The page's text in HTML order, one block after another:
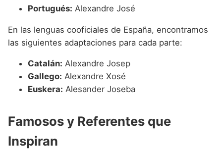
Portugués: Alexandre José
En las lenguas cooficiales de España, encontramos
las siguientes adaptaciones para cada parte:
Catalán: Alexandre Josep
Gallego: Alexandre Xosé
Euskera: Alesander Joseba
Famosos y Referentes que
Inspiran